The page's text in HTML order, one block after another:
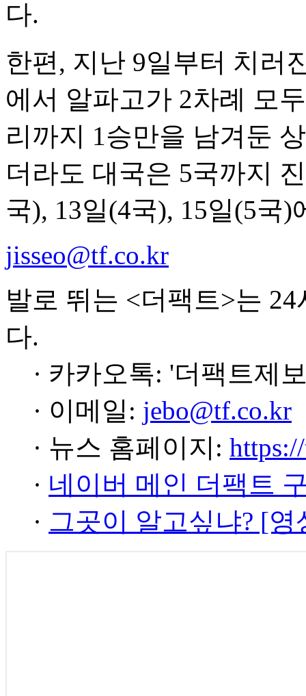
다.
한편, 지난 9일부터 치러
에서 알파고가 2차례 모
리까지 1승만을 남겨둔
더라도 대국은 5국까지
국), 13일(4국), 15일(5국)
jisseo@tf.co.kr
발로 뛰는 <더팩트>는
다.
· 카카오톡: '더팩트제
· 이메일: jebo@tf.co.kr
· 뉴스 홈페이지:
· 네이버 메인 더팩트
· 그곳이 알고싶냐? [